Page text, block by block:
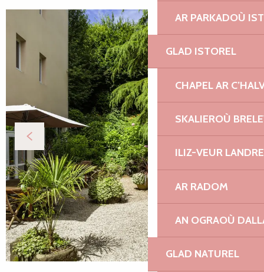
AR PARKADOÙ
GLAD ISTOREL
CHAPEL AR
SKALIEROÙ
ILIZ-VEUR
AR RADOM
AN OGRAOÙ
GLAD NATUREL